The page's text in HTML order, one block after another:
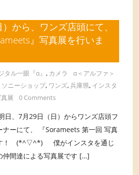
から、ワンズ店頭にて、
』写真展を行いま
タル一眼『α』, カメラ
α＜アルファ＞
ソニーショップ, ワンズ,兵庫県, インスタ
展 0 Comments
日、7月29日（日）からワンズ店頭フ
ナーにて、 『Sorameets 第一回 写真
す！ (*^▽^*) 僕がインスタを通じ
仲間達による写真展です […]